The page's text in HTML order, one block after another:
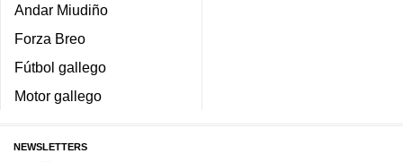
Andar Miudiño
Forza Breo
Fútbol gallego
Motor gallego
NEWSLETTERS